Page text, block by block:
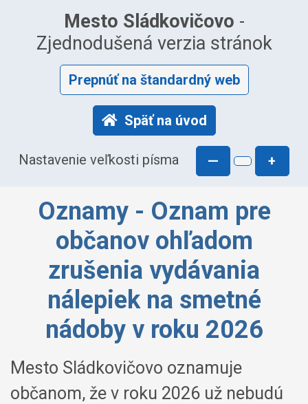
Mesto Sládkovičovo -
Zjednodušená verzia stránok
Prepnúť na štandardný web
Späť na úvod
Nastavenie veľkosti písma — +
Oznamy - Oznam pre
občanov ohľadom
zrušenia vydávania
nálepiek na smetné
nádoby v roku 2026
Mesto Sládkovičovo oznamuje
občanom, že v roku 2026 už nebudú